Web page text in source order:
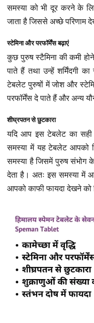
समस्या को भी दूर करने के
जाता है जिससे अच्छे परिणाम
स्टेमिना और परफॉर्मेंस बढ़ाएं
कुछ पुरुष स्टैमिना की कमी
पाते हैं तथा उन्हें शर्मिंदगी
टेबलेट पुरुषों में जोश और
परफॉर्मेंस दे पाते हैं और अन्य
शीघ्रपतन से छुटकारा
यदि आप इस टेबलेट का सही
समस्या में यह टेबलेट आपको
समस्या है जिसमें पुरुष संभोग के
देता है। अतः इस समस्या में
आपको काफी फायदा देखने को